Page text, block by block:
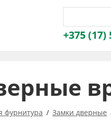
+375 (17)
фурнитура Замки дверные